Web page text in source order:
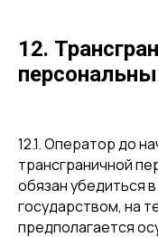
12.
12.1. Оператор до
трансграничной
обязан убедиться
государством, на
предполагается